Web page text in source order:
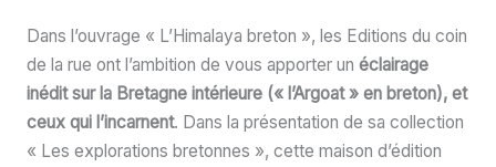
Dans l’ouvrage « L’Himalaya breton », les Editions du coin
de la rue ont l’ambition de vous apporter un éclairage
inédit sur la Bretagne intérieure (« l’Argoat » en breton), et
ceux qui l’incarnent. Dans la présentation de sa collection
« Les explorations bretonnes », cette maison d’édition